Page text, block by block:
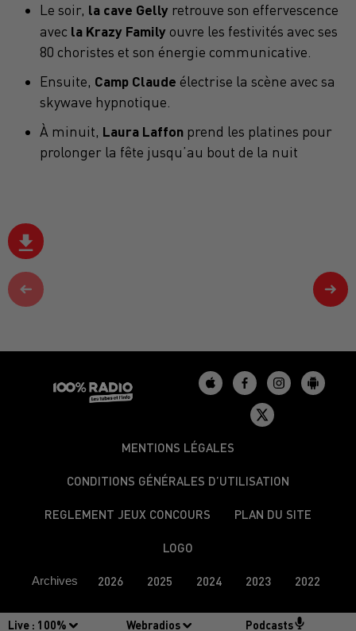
Live : 100% Webradios Podcasts
Le soir, la cave Gelly retrouve son effervescence
avec la Krazy Family ouvre les festivités avec ses
80 choristes et son énergie communicative.
Ensuite, Camp Claude électrise la scène avec sa
skywave hypnotique.
À minuit, Laura Laffon prend les platines pour
prolonger la fête jusqu’au bout de la nuit
MENTIONS LÉGALES
CONDITIONS GÉNÉRALES D’UTILISATION
REGLEMENT JEUX CONCOURS PLAN DU SITE
LOGO
Archives 2026 2025 2024 2023 2022